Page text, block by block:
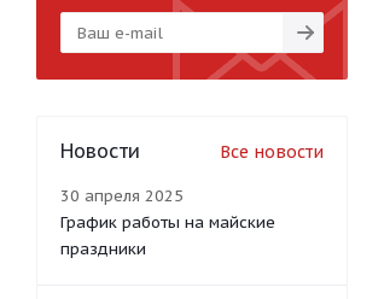
Новости Все новости
30 апреля 2025
График работы на майские
праздники